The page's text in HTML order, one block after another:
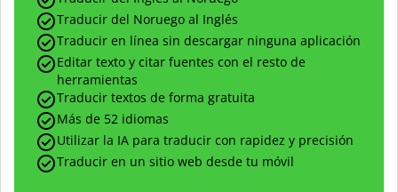
Traducir del Noruego al Inglés
Traducir en línea sin descargar ninguna aplicación
Editar texto y citar fuentes con el resto de
herramientas
Traducir textos de forma gratuita
Más de 52 idiomas
Utilizar la IA para traducir con rapidez y precisión
Traducir en un sitio web desde tu móvil